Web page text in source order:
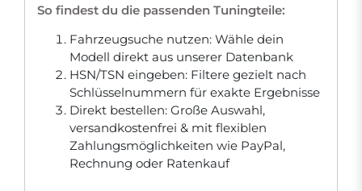
So findest du die passenden Tuningteile:
Fahrzeugsuche nutzen: Wähle dein
Modell direkt aus unserer Datenbank
HSN/TSN eingeben: Filtere gezielt nach
Schlüsselnummern für exakte Ergebnisse
Direkt bestellen: Große Auswahl,
versandkostenfrei & mit flexiblen
Zahlungsmöglichkeiten wie PayPal,
Rechnung oder Ratenkauf